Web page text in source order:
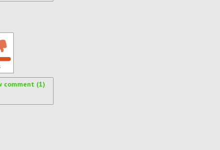
comment (1)